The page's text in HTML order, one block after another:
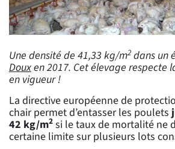
Une densité de 41,33 kg/m2 dans un
Douxen 2017. Cet élevage respecte
en vigueur !
La directive européenne de
chair permet d’entasser les poulets
42 kg/m2 si le taux de mortalité ne
certaine limite sur plusieurs lots